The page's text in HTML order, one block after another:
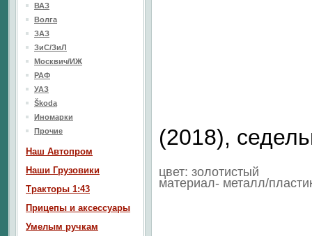
(2018),
цвет: золотистый
материал- металл/
ВАЗ
Волга
ЗАЗ
ЗиС/ЗиЛ
Москвич/ИЖ
РАФ
УАЗ
Škoda
Иномарки
Прочие
Наш Aвтопром
Наши Грузовики
Тракторы 1:43
Прицепы и аксессуары
Умелым ручкам